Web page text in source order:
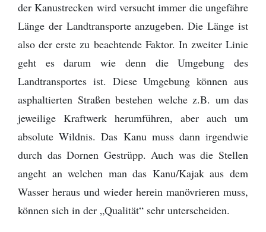
der Kanustrecken wird versucht immer die ungefähre
Länge der Landtransporte anzugeben. Die Länge ist
also der erste zu beachtende Faktor. In zweiter Linie
geht es darum wie denn die Umgebung des
Landtransportes ist. Diese Umgebung können aus
asphaltierten Straßen bestehen welche z.B. um das
jeweilige Kraftwerk herumführen, aber auch um
absolute Wildnis. Das Kanu muss dann irgendwie
durch das Dornen Gestrüpp. Auch was die Stellen
angeht an welchen man das Kanu/Kajak aus dem
Wasser heraus und wieder herein manövrieren muss,
können sich in der „Qualität“ sehr unterscheiden.